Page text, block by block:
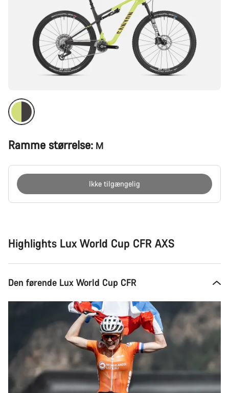
Ramme størrelse: M
Ikke tilgængelig
købe
Highlights Lux World Cup CFR AXS
Den førende Lux World Cup CFR